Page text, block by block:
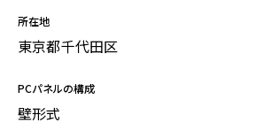
所在地
東京都千代田区
PCパネルの構成
壁形式